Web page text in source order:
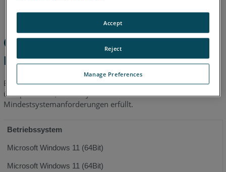
Computersystemanforderu
ngen für FARO Zone
Bevor Sie dieneuesteVersion von FARO Zone installieren,
überprüfen Sie, ob Ihr System die
Mindestsystemanforderungen erfüllt.
Betriebssystem
Microsoft Windows 11 (64Bit)
Microsoft Windows 11 (64Bit)
Manage Preferences
Reject
Accept